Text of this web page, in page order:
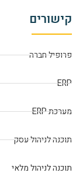
קישורים
פרופיל חברה
ERP
מערכת ERP
תוכנה לניהול עסק
תוכנה לניהול מלאי